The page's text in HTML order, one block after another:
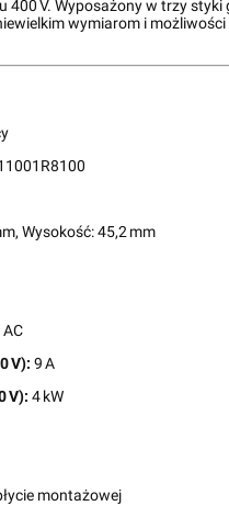
400 V. Wyposażony w trzy
wymiarom i
Wysokość: 45,2 mm
V): 9 A
V): 4 kW
montażowej